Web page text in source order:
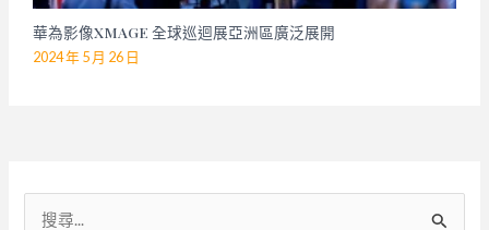
華為影像XMAGE 全球巡迴展亞洲區廣泛展開
2024 年 5 月 26 日